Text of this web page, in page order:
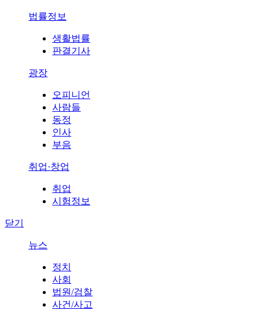
법률정보
생활법률
판결기사
광장
오피니언
사람들
동정
인사
부음
취업·창업
취업
시험정보
닫기
뉴스
정치
사회
법원/검찰
사건/사고